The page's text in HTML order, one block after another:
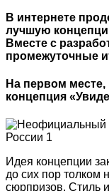
ТОП-6
В интернете
лучшую
Вместе с
промежуточные
На первом месте,
концепция
Идея концепции
до сих пор толком
сюрпризов. Стиль